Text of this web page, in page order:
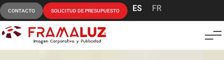
CONTACTO SOLICITUD DE PRESUPUESTO ES FR